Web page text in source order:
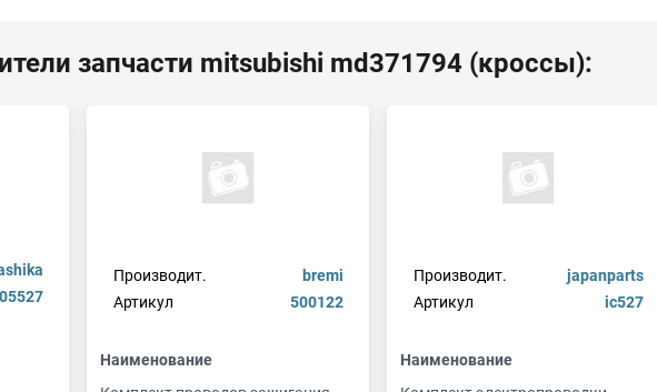
запчасти mitsubishi md371794 (кроссы):
Производит.
bremi
Артикул
500122
Наименование
Производит.
japanparts
Артикул
ic527
Наименование